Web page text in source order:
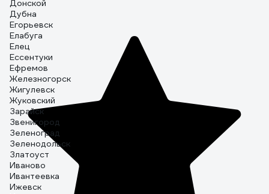
Донской
Дубна
Егорьевск
Елабуга
Елец
Ессентуки
Ефремов
Железногорск
Жигулевск
Жуковский
Зарайск
Звенигород
Зеленоград
Зеленодольск
Златоуст
Иваново
Ивантеевка
Ижевск